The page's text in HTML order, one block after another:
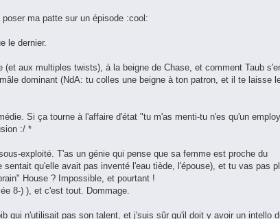
ma patte sur un épisode :cool:
le dernier.
aux multiples twists), à la beigne de Chase, et comment Taub
dominant (NdA: tu colles une beigne à ton patron, et il te laisse
Si ça tourne à l'affaire d'état "tu m'as menti-tu n'es qu'un
:/ *
exploité. T'as un génie qui pense que sa femme est proche du
qu'elle avait pas inventé l'eau tiède, l'épouse), et tu vas pas
House ? Impossible, et pourtant !
8-) ), et c'est tout. Dommage.
qui n'utilisait pas son talent, et j'suis sûr qu'il doit y avoir un intello